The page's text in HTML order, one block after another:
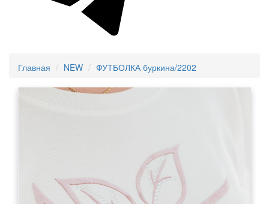
Главная NEW ФУТБОЛКА буркина/2202